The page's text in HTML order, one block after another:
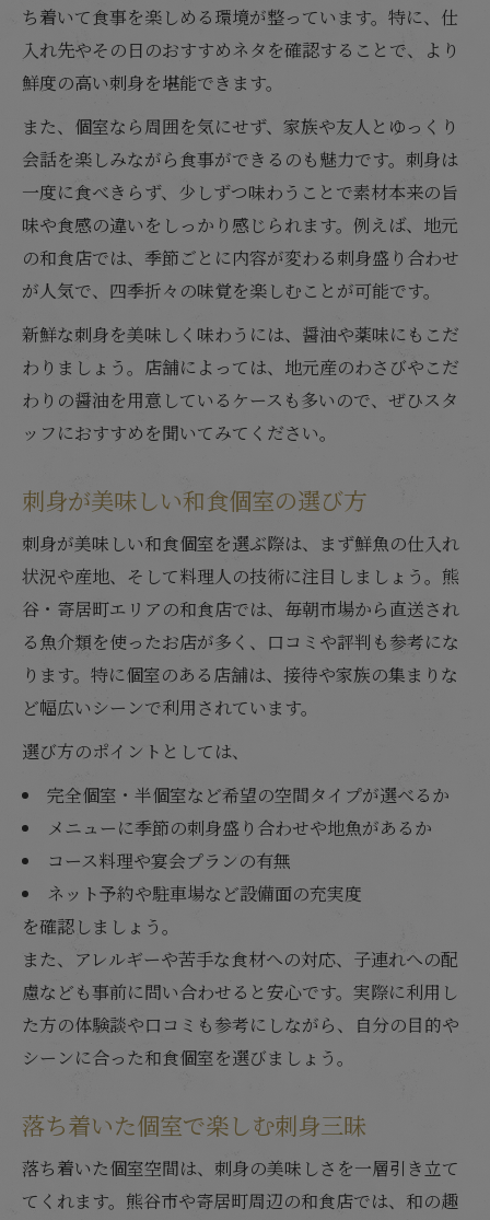
ち着いて食事を楽しめる環境が整っています。特に、仕
入れ先やその日のおすすめネタを確認することで、より
鮮度の高い刺身を堪能できます。
また、個室なら周囲を気にせず、家族や友人とゆっくり
会話を楽しみながら食事ができるのも魅力です。刺身は
一度に食べきらず、少しずつ味わうことで素材本来の旨
味や食感の違いをしっかり感じられます。例えば、地元
の和食店では、季節ごとに内容が変わる刺身盛り合わせ
が人気で、四季折々の味覚を楽しむことが可能です。
新鮮な刺身を美味しく味わうには、醤油や薬味にもこだ
わりましょう。店舗によっては、地元産のわさびやこだ
わりの醤油を用意しているケースも多いので、ぜひスタ
ッフにおすすめを聞いてみてください。
刺身が美味しい和食個室の選び方
刺身が美味しい和食個室を選ぶ際は、まず鮮魚の仕入れ
状況や産地、そして料理人の技術に注目しましょう。熊
谷・寄居町エリアの和食店では、毎朝市場から直送され
る魚介類を使ったお店が多く、口コミや評判も参考にな
ります。特に個室のある店舗は、接待や家族の集まりな
ど幅広いシーンで利用されています。
選び方のポイントとしては、
完全個室・半個室など希望の空間タイプが選べるか
メニューに季節の刺身盛り合わせや地魚があるか
コース料理や宴会プランの有無
ネット予約や駐車場など設備面の充実度
を確認しましょう。
また、アレルギーや苦手な食材への対応、子連れへの配
慮なども事前に問い合わせると安心です。実際に利用し
た方の体験談や口コミも参考にしながら、自分の目的や
シーンに合った和食個室を選びましょう。
落ち着いた個室で楽しむ刺身三昧
落ち着いた個室空間は、刺身の美味しさを一層引き立て
てくれます。熊谷市や寄居町周辺の和食店では、和の趣